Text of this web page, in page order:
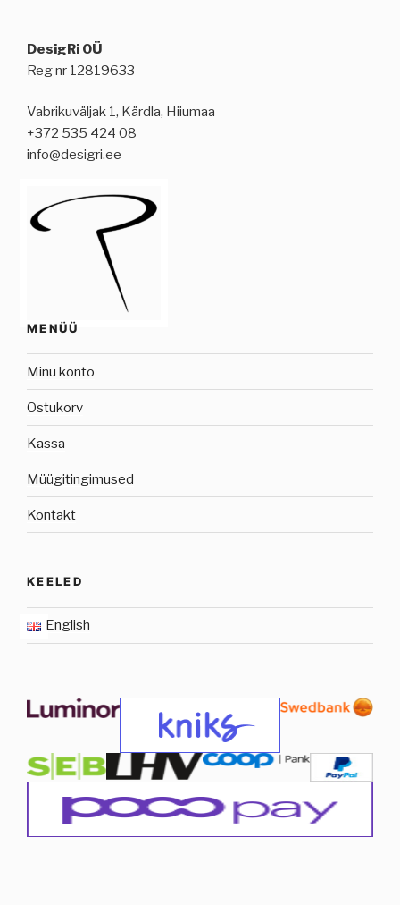
DesigRi OÜ
Reg nr 12819633
Vabrikuväljak 1, Kärdla, Hiiumaa
+372 535 424 08
info@desigri.ee
MENÜÜ
Minu konto
Ostukorv
Kassa
Müügitingimused
Kontakt
KEELED
English